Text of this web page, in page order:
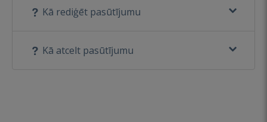
Kā rediģēt pasūtījumu
Kā atcelt pasūtījumu